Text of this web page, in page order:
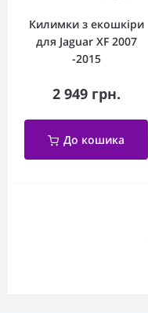
Килимки з екошкіри
для Jaguar XF 2007
-2015
2 949 грн.
До кошика